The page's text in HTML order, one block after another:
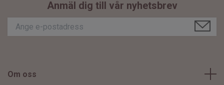
Anmäl dig till vår nyhetsbrev
Om oss